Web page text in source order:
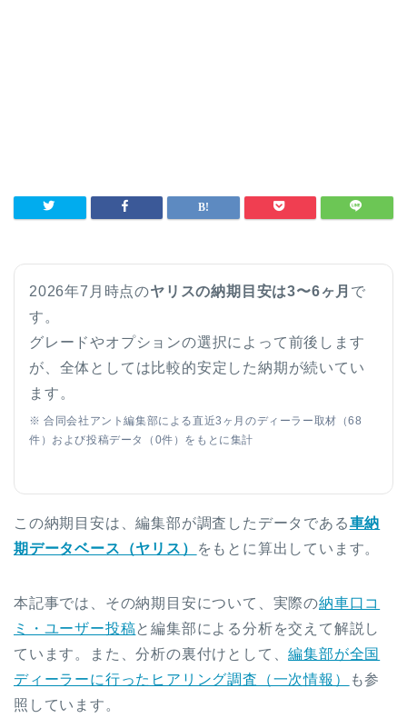
2026年7月時点のヤリスの納期目安は3〜6ヶ月 で
す。
グレードやオプションの選択によって前後します
が、全体としては比較的安定した納期が続いてい
ます。
※ 合同会社アント編集部による直近3ヶ月のディーラー取材（68
件）および投稿データ（0件）をもとに集計
この納期目安は、編集部が調査したデータである車納
期データベース（ヤリス）
をもとに算出しています。
本記事では、その納期目安について、実際の納車口コ
ミ・ユーザー投稿と編集部による分析を交えて解説し
ています。また、分析の裏付けとして、編集部が全国
ディーラーに行ったヒアリング調査（一次情報）
も参
照しています。